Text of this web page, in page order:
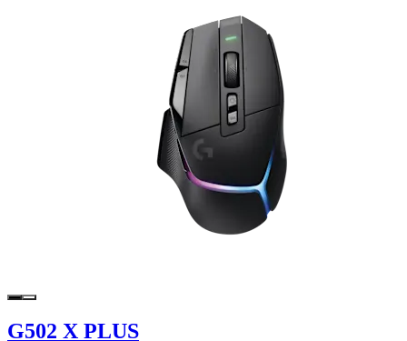
G502 X PLUS